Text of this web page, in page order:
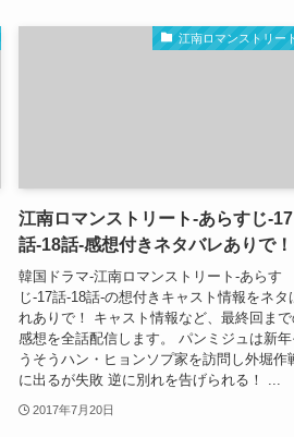
江南ロマンストリー
江南ロマンストリート-あらすじ-17
話-18話-感想付きネタバレありで！
韓国ドラマ-江南ロマンストリート-あらす
じ-17話-18話-の想付きキャスト情報をネタ
れありで！ キャスト情報など、最終回まで
感想を全話配信します。 パンミジュは新年
うそうハン・ヒョンソプ家を訪問し外堀作
に出るが失敗 逆に別れを告げられる！ ...
2017年7月20日